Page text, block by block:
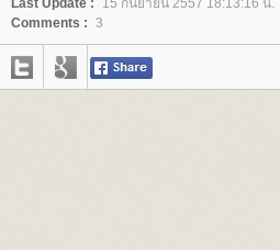
Last Update :
15 กันยายน 2557 18:13:16 น.
Comments : 3